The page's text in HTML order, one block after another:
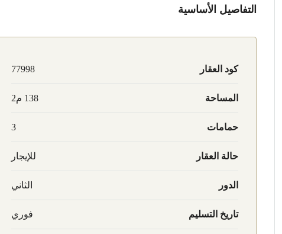
التفاصيل الأساسية
كود العقار 77998
المساحة 138 م2
حمامات 3
حالة العقار للإيجار
الدور الثاني
تاريخ التسليم فوري